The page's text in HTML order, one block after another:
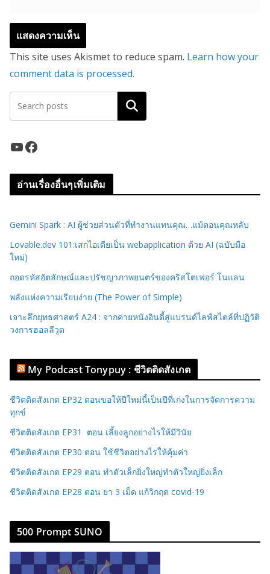
This site uses Akismet to reduce spam. Learn how your
comment data is processed.
ค้นหา
YouTube Facebook
อ่านเรื่องอื่นๆเพิ่มเติม
Gemini Spark : AI ผู้ช่วยส่วนตัวที่ทำงานแทนคุณ…แม้ตอนคุณหลับ
Lovable.dev 101:เสกไอเดียเป็น webapplication ด้วย AI (ฉบับมือ
ใหม่)
ถอดรหัสอัตลักษณ์และปรัชญาภาพยนตร์ของคริสโตเฟอร์ โนแลน
พลังแห่งความเรียบง่าย (The Power of Simple)
เจาะลึกยุทธศาสตร์ A24 : จากค่ายหนังอินดี้สู่แบรนด์ไลฟ์สไตล์ที่ปฏิวัติ
วงการฮอลลีวูด
My Podcast Tonypuy : ชีวิตติดสังเกต
ชีวิตติดสังเกต EP32 ตอนขอให้ปีใหม่นี้เป็นปีที่เก่งในการจัดการความ
ทุกข์
ชีวิตติดสังเกต EP31 ตอน เลี้ยงลูกอย่างไรให้มีวินัย
ชีวิตติดสังเกต EP30 ตอน ใช้ชีวิตอย่างไรให้คุ้มค่า
ชีวิตติดสังเกต EP29 ตอน ทำตัวเล็กยิ่งใหญ่ทำตัวใหญ่ยิ่งเล็ก
ชีวิตติดสังเกต EP28 ตอน ยา 3 เม็ด แก้วิกฤต covid-19
500 Prompt SUNO